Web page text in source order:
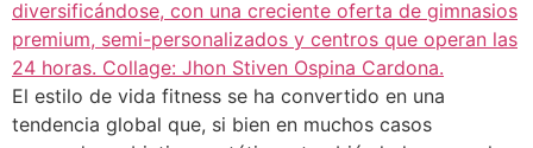
El estilo de vida fitness se ha convertido en una
tendencia global que, si bien en muchos casos